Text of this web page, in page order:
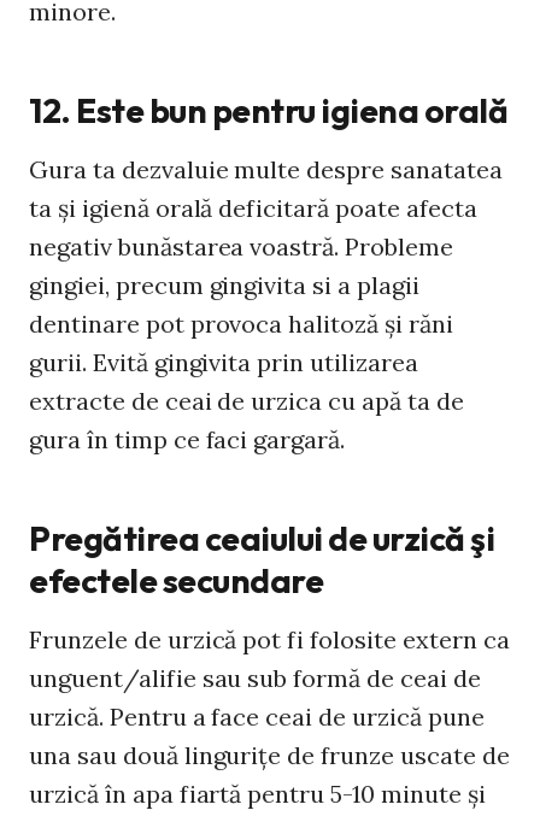
minore.
12. Este bun pentru igiena orală
Gura ta dezvaluie multe despre sanatatea
ta și igienă orală deficitară poate afecta
negativ bunăstarea voastră. Probleme
gingiei, precum gingivita si a plagii
dentinare pot provoca halitoză și răni
gurii. Evită gingivita prin utilizarea
extracte de ceai de urzica cu apă ta de
gura în timp ce faci gargară.
Pregătirea ceaiului de urzică şi
efectele secundare
Frunzele de urzică pot fi folosite extern ca
unguent/alifie sau sub formă de ceai de
urzică. Pentru a face ceai de urzică pune
una sau două linguriţe de frunze uscate de
urzică în apa fiartă pentru 5-10 minute şi